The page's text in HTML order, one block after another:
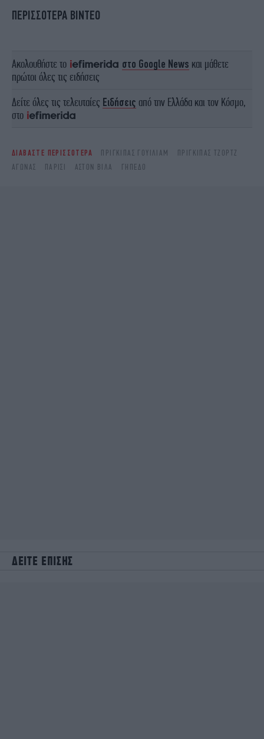
ΠΕΡΙΣΣΟΤΕΡΑ ΒΙΝΤΕΟ
Ακολουθήστε το στο Google News και μάθετε
πρώτοι όλες τις ειδήσεις
Δείτε όλες τις τελευταίες Ειδήσεις από την Ελλάδα και τον Κόσμο,
στο
ΔΙΑΒΑΣΤΕ ΠΕΡΙΣΣΟΤΕΡΑ ΠΡΊΓΚΙΠΑΣ ΓΟΥΊΛΙΑΜ
ΠΡΊΓΚΙΠΑΣ ΤΖΟΡΤΖ
ΑΓΏΝΑΣ
ΠΑΡΊΣΙ ΆΣΤΟΝ ΒΊΛΑ ΓΉΠΕΔΟ
ΔΕΙΤΕ ΕΠΙΣΗΣ